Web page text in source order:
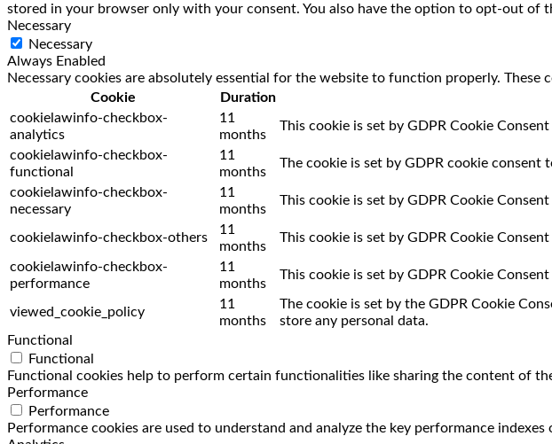
stored in your browser only with your consent. You also have the option to opt-out of
Necessary
Necessary
Always Enabled
Necessary cookies are absolutely essential for the website to function properly.
Cookie
Duration
cookielawinfo-checkbox-
analytics
11
months
This cookie is set by GDPR Cookie
cookielawinfo-checkbox-
functional
11
months
The cookie is set by GDPR cookie
cookielawinfo-checkbox-
necessary
11
months
This cookie is set by GDPR Cookie
cookielawinfo-checkbox-others
11
months
This cookie is set by GDPR Cookie
cookielawinfo-checkbox-
performance
11
months
This cookie is set by GDPR Cookie
viewed_cookie_policy
11
months
The cookie is set by the GDPR Cookie
store any personal data.
Functional
Functional
Functional cookies help to perform certain functionalities like sharing the content of
Performance
Performance
Performance cookies are used to understand and analyze the key performance